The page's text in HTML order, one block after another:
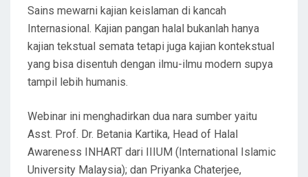
Sains mewarni kajian keislaman di kancah
Internasional. Kajian pangan halal bukanlah hanya
kajian tekstual semata tetapi juga kajian kontekstual
yang bisa disentuh dengan ilmu-ilmu modern supya
tampil lebih humanis.
Webinar ini menghadirkan dua nara sumber yaitu
Asst. Prof. Dr. Betania Kartika, Head of Halal
Awareness INHART dari IIIUM (International Islamic
University Malaysia); dan Priyanka Chaterjee,